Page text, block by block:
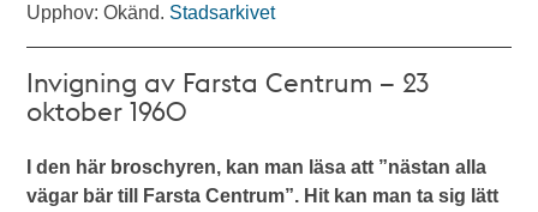
Upphov: Okänd. Stadsarkivet
Invigning av Farsta Centrum – 23
oktober 1960
I den här broschyren, kan man läsa att ”nästan alla
vägar bär till Farsta Centrum”. Hit kan man ta sig lätt